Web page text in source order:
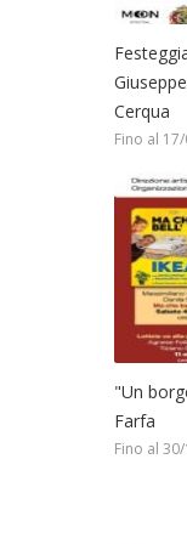
Cerqua
Fino al
"Un
Farfa
Fino al